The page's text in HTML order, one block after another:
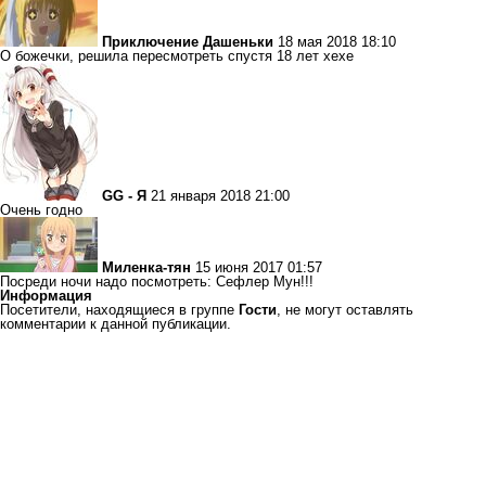
Приключение Дашеньки 18 мая 2018 18:10
О божечки, решила пересмотреть спустя 18 лет хехе
GG - Я 21 января 2018 21:00
Очень годно
Миленка-тян 15 июня 2017 01:57
Посреди ночи надо посмотреть: Сефлер Мун!!!
Информация
Посетители, находящиеся в группе Гости, не могут оставлять
комментарии к данной публикации.